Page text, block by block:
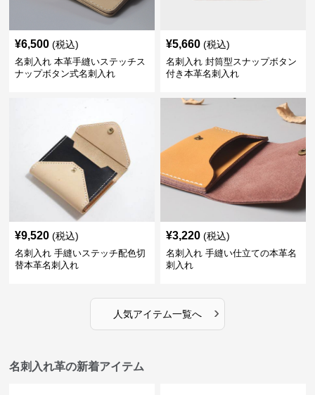
¥6,500 (税込)
名刺入れ 本革手縫いステッチス
ナップボタン式名刺入れ
¥5,660 (税込)
名刺入れ 封筒型スナップボタン
付き本革名刺入れ
¥9,520 (税込)
名刺入れ 手縫いステッチ配色切
替本革名刺入れ
¥3,220 (税込)
名刺入れ 手縫い仕立ての本革名
刺入れ
人気アイテム一覧へ ›
名刺入れ革の新着アイテム